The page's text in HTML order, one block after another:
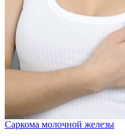
Саркома молочной железы